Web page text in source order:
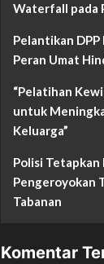
Waterfall pada
Pelantikan
Peran Umat
“Pelatihan
untuk
Keluarga”
Polisi Tetapkan
Pengeroyokan
Tabanan
Komentar